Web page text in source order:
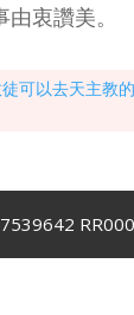
衷讚美。
可以去天主教